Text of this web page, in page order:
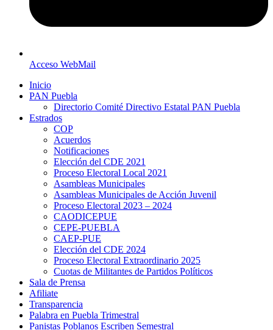
Acceso WebMail
Inicio
PAN Puebla
Directorio Comité Directivo Estatal PAN Puebla
Estrados
COP
Acuerdos
Notificaciones
Elección del CDE 2021
Proceso Electoral Local 2021
Asambleas Municipales
Asambleas Municipales de Acción Juvenil
Proceso Electoral 2023 – 2024
CAODICEPUE
CEPE-PUEBLA
CAEP-PUE
Elección del CDE 2024
Proceso Electoral Extraordinario 2025
Cuotas de Militantes de Partidos Políticos
Sala de Prensa
Afiliate
Transparencia
Palabra en Puebla Trimestral
Panistas Poblanos Escriben Semestral